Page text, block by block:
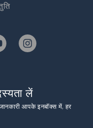
लें
आपके इनबॉक्स में, हर